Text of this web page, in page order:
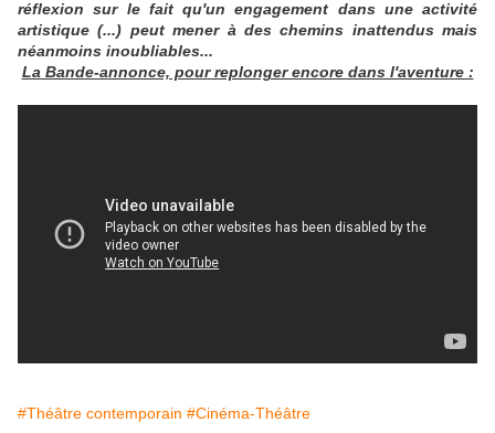
réflexion sur le fait qu'un engagement dans une activité
artistique (...) peut mener à des chemins inattendus mais
néanmoins inoubliables...
La Bande-annonce, pour replonger encore dans l'aventure :
#Théâtre contemporain #Cinéma-Théâtre